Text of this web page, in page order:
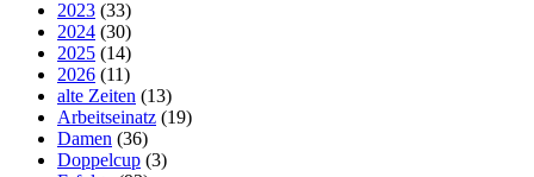
2023 (33)
2024 (30)
2025 (14)
2026 (11)
alte Zeiten (13)
Arbeitseinatz (19)
Damen (36)
Doppelcup (3)